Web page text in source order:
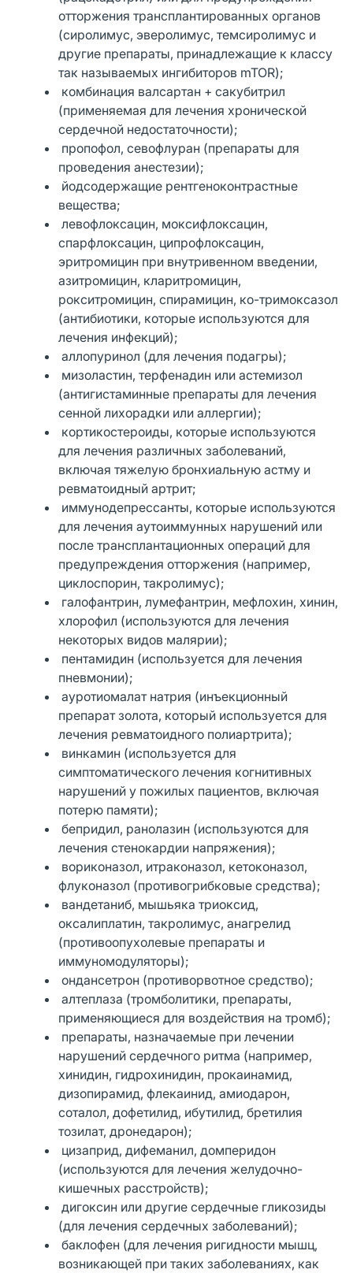
отторжения трансплантированных органов
(сиролимус, эверолимус, темсиролимус и
другие препараты, принадлежащие к классу
так называемых ингибиторов mTOR);
комбинация валсартан + сакубитрил
(применяемая для лечения хронической
сердечной недостаточности);
пропофол, севофлуран (препараты для
проведения анестезии);
йодсодержащие рентгеноконтрастные
вещества;
левофлоксацин, моксифлоксацин,
спарфлоксацин, ципрофлоксацин,
эритромицин при внутривенном введении,
азитромицин, кларитромицин,
рокситромицин, спирамицин, ко-тримоксазол
(антибиотики, которые используются для
лечения инфекций);
аллопуринол (для лечения подагры);
мизоластин, терфенадин или астемизол
(антигистаминные препараты для лечения
сенной лихорадки или аллергии);
кортикостероиды, которые используются
для лечения различных заболеваний,
включая тяжелую бронхиальную астму и
ревматоидный артрит;
иммунодепрессанты, которые используются
для лечения аутоиммунных нарушений или
после трансплантационных операций для
предупреждения отторжения (например,
циклоспорин, такролимус);
галофантрин, лумефантрин, мефлохин, хинин,
хлорофил (используются для лечения
некоторых видов малярии);
пентамидин (используется для лечения
пневмонии);
ауротиомалат натрия (инъекционный
препарат золота, который используется для
лечения ревматоидного полиартрита);
винкамин (используется для
симптоматического лечения когнитивных
нарушений у пожилых пациентов, включая
потерю памяти);
бепридил, ранолазин (используются для
лечения стенокардии напряжения);
вориконазол, итраконазол, кетоконазол,
флуконазол (противогрибковые средства);
вандетаниб, мышьяка триоксид,
оксалиплатин, такролимус, анагрелид
(противоопухолевые препараты и
иммуномодуляторы);
ондансетрон (противорвотное средство);
алтеплаза (тромболитики, препараты,
применяющиеся для воздействия на тромб);
препараты, назначаемые при лечении
нарушений сердечного ритма (например,
хинидин, гидрохинидин, прокаинамид,
дизопирамид, флекаинид, амиодарон,
соталол, дофетилид, ибутилид, бретилия
тозилат, дронедарон);
цизаприд, дифеманил, домперидон
(используются для лечения желудочно-
кишечных расстройств);
дигоксин или другие сердечные гликозиды
(для лечения сердечных заболеваний);
баклофен (для лечения ригидности мышц,
возникающей при таких заболеваниях, как